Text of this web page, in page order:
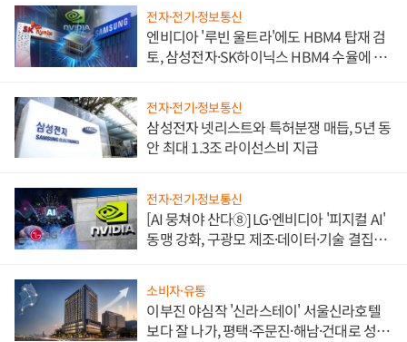
전자·전기·정보통신
엔비디아 '루빈 울트라'에도 HBM4 탑재 검
토, 삼성전자·SK하이닉스 HBM4 수율에 주
전자·전기·정보통신
삼성전자 넷리스트와 특허분쟁 매듭, 5년 동
안 최대 1.3조 라이선스비 지급
전자·전기·정보통신
[AI 뭉쳐야 산다⑧] LG·엔비디아 '피지컬 AI'
동맹 강화, 구광모 제조·데이터·기술 결집
소비자·유통
이부진 야심작 '신라스테이' 서울신라호텔
보다 잘 나가, 평택·주문진·해남·건대로 성